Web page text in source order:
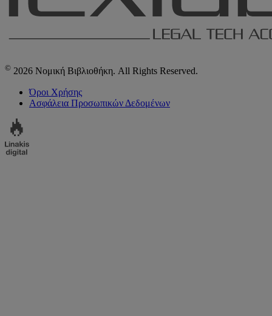
© 2026 Νομική Βιβλιοθήκη. All Rights Reserved.
Όροι Χρήσης
Ασφάλεια Προσωπικών Δεδομένων